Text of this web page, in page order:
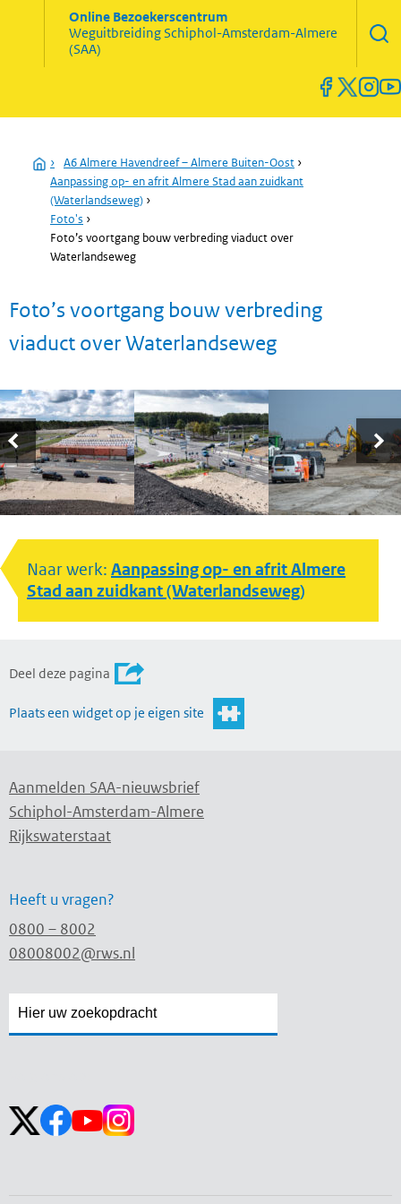
Online Bezoekerscentrum
WeguitbreidingSchiphol-Amsterdam-Almere
(SAA)
Home
› A6 Almere Havendreef – Almere Buiten-Oost ›
Aanpassing op- en afrit Almere Stad aan zuidkant
(Waterlandseweg) ›
Foto's ›
Foto’s voortgang bouw verbreding viaduct over
Waterlandseweg
Foto’s voortgang bouw verbreding
viaduct over Waterlandseweg
Naar werk: Aanpassing op- en afrit Almere
Stad aan zuidkant (Waterlandseweg)
Deel deze pagina
Plaats een widget op je eigen site
Aanmelden SAA-nieuwsbrief
Schiphol-Amsterdam-Almere
Rijkswaterstaat
Heeft u vragen?
0800 – 8002
08008002@rws.nl